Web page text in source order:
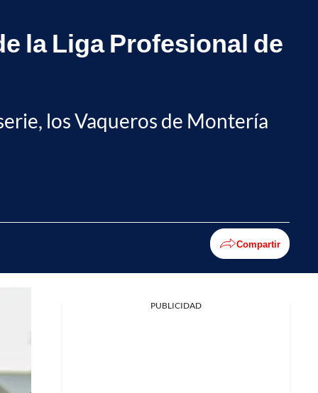
la Liga Profesional de
los Vaqueros de Montería
Compartir
PUBLICIDAD